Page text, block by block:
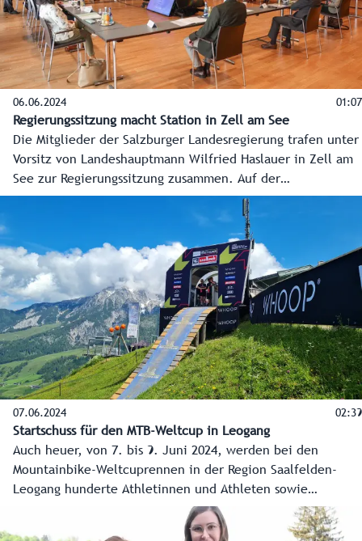
06.06.2024 01:07
Regierungssitzung macht Station in Zell am See
Die Mitglieder der Salzburger Landesregierung trafen unter
Vorsitz von Landeshauptmann Wilfried Haslauer in Zell am
See zur Regierungssitzung zusammen. Auf der
Tagesordnung standen mit dem Wiederaufbau der
Pinzgaubahn, der Ski-WM 2025 in Saalbach-Hinterglemm
und der aktuellen Wolfproblematik Themen mit großer
Bedeutung für die Region.
07.06.2024 02:39
Startschuss für den MTB-Weltcup in Leogang
Auch heuer, von 7. bis 9. Juni 2024, werden bei den
Mountainbike-Weltcuprennen in der Region Saalfelden-
Leogang hunderte Athletinnen und Athleten sowie
zehntausende Zuschauer erwartet. Das alles ist nur
möglich, weil die Organisatoren als Pioniere bereits 2010